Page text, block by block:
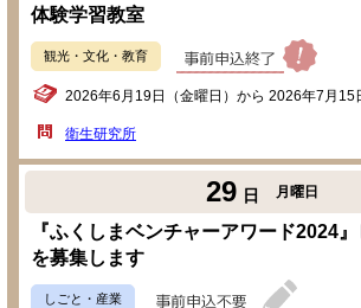
体験学習教室
観光・文化・教育
2026年6月19日（金曜日）から 2026年7月15
衛生研究所
29 日 月曜日
『ふくしまベンチャーアワード2024
を募集します
しごと・産業